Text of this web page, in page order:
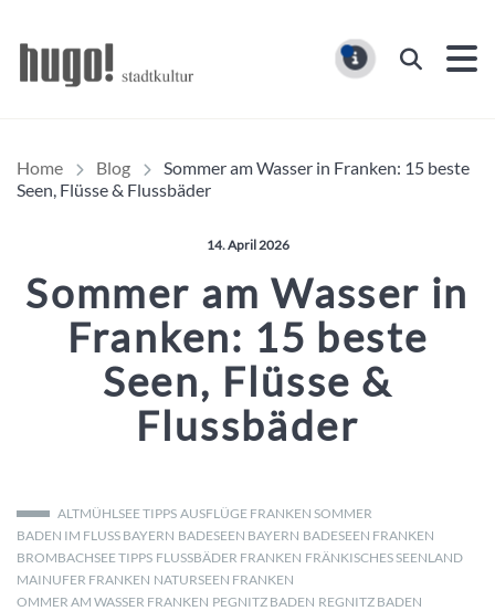
Suchen
Home Blog
Sommer am Wasser in Franken: 15 beste
Seen, Flüsse & Flussbäder
Veröffentlicht am:
14. April 2026
Sommer am Wasser in
Franken: 15 beste
Seen, Flüsse &
Flussbäder
ALTMÜHLSEE TIPPS AUSFLÜGE FRANKEN SOMMER
BADEN IM FLUSS BAYERN BADESEEN BAYERN BADESEEN FRANKEN
BROMBACHSEE TIPPS FLUSSBÄDER FRANKEN FRÄNKISCHES SEENLAND
MAINUFER FRANKEN NATURSEEN FRANKEN
OMMER AM WASSER FRANKEN PEGNITZ BADEN REGNITZ BADEN